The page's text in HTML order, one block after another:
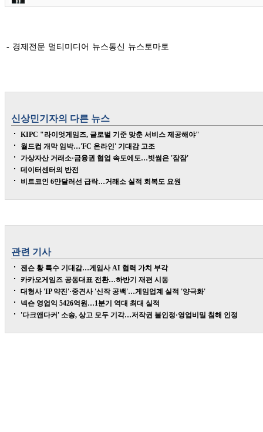
- 경제전문 멀티미디어 뉴스통신 뉴스토마토
신상민기자의 다른 뉴스
KIPC "라이엇게임즈, 글로벌 기준 맞춘 서비스 제공해야"
월드컵 개막 임박…'FC 온라인' 기대감 고조
가상자산 거래소·금융권 협업 속도에도…빗썸은 '잠잠'
데이터센터의 반전
비트코인 6만달러선 급락…거래소 실적 회복도 요원
관련 기사
젠슨 황 특수 기대감…게임사 AI 협력 가치 부각
카카오게임즈 공동대표 전환…하반기 재편 시동
대형사 'IP 약진'·중견사 '신작 공백'…게임업계 실적 '양극화'
넥슨 영업익 5426억원…1분기 역대 최대 실적
'다크앤다커' 소송, 상고 모두 기각…저작권 불인정·영업비밀 침해 인정